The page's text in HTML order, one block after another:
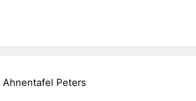
Ahnentafel Peters